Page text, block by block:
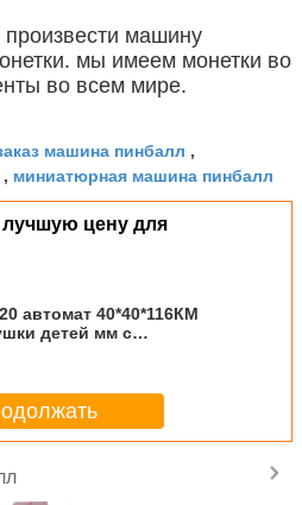
машину
мы имеем монетки во
во всем мире.
машина пинбалл ,
, миниатюрная машина пинбалл
лучшую цену для
автомат 40*40*116КМ
детей мм с